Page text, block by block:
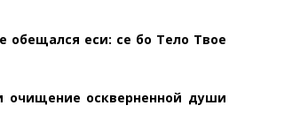
обещался еси: се бо Тело Твое
очищение оскверненной души